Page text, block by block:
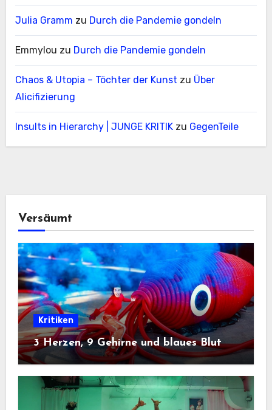
Julia Gramm zu Durch die Pandemie gondeln
Emmylou zu Durch die Pandemie gondeln
Chaos & Utopia – Töchter der Kunst zu Über
Alicifizierung
Insults in Hierarchy | JUNGE KRITIKzu GegenTeile
Versäumt
Kritiken
3 Herzen, 9 Gehirne und blaues Blut